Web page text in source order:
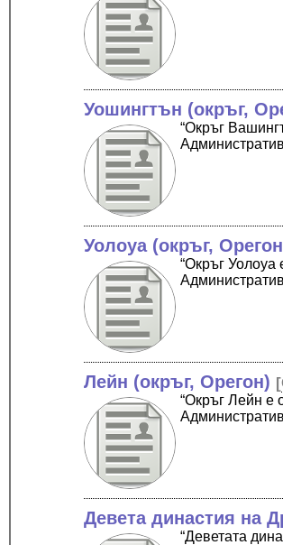
Уошингтън (окръг,
“Окръг
Уолоуа (окръг,
“Окръг
Лейн (окръг, Орегон) [
“Окръг Лейн е
Девета династия на
“Деветата